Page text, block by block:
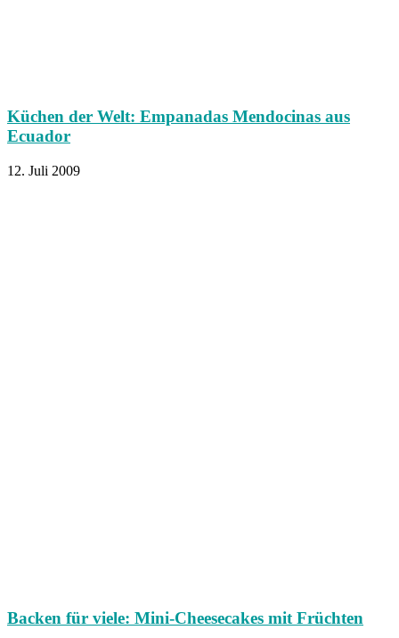
Küchen der Welt: Empanadas Mendocinas aus
Ecuador
12. Juli 2009
Backen für viele: Mini-Cheesecakes mit Früchten